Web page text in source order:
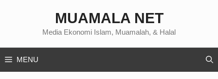
MUAMALA NET
Media Ekonomi Islam, Muamalah, & Halal
MENU